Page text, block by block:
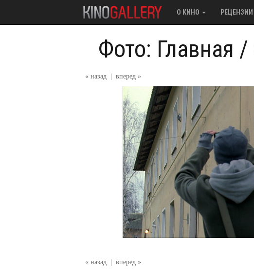
О КИНО РЕЦЕНЗИИ
Фото: Главная /
« назад вперед »
« назад | вперед »